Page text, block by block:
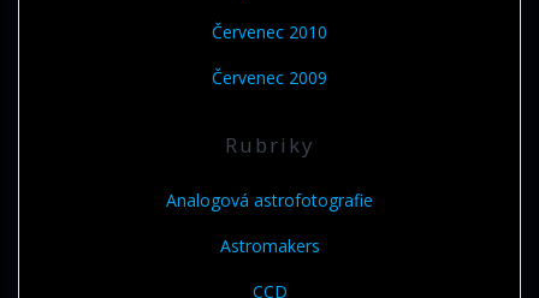
Červenec 2010
Červenec 2009
Rubriky
Analogová astrofotografie
Astromakers
CCD